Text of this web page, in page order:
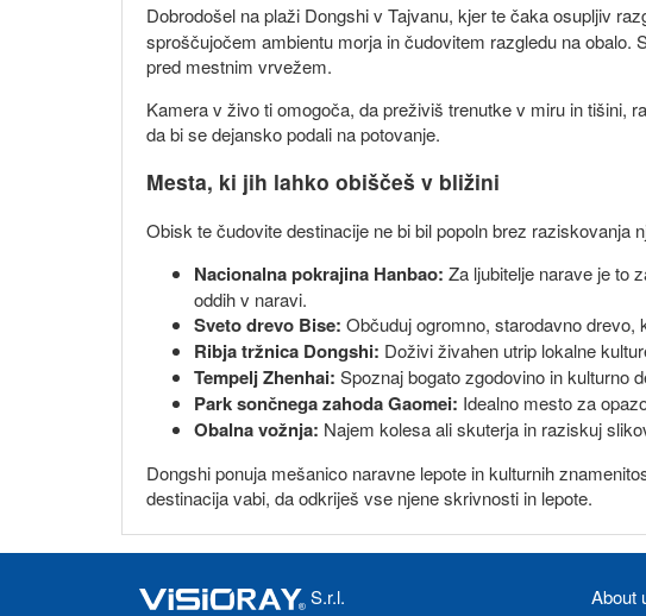
Dobrodošel na plaži Dongshi v Tajvanu, kjer te čaka osupljiv
sproščujočem ambientu morja in čudovitem razgledu na
pred mestnim vrvežem.
Kamera v živo ti omogoča, da preživiš trenutke v miru in tišini,
da bi se dejansko podali na potovanje.
Mesta, ki jih lahko obiščeš v bližini
Obisk te čudovite destinacije ne bi bil popoln brez raziskovanja
Nacionalna pokrajina Hanbao: Za ljubitelje narave je to
oddih v naravi.
Sveto drevo Bise: Občuduj ogromno, starodavno drevo,
Ribja tržnica Dongshi: Doživi živahen utrip lokalne
Tempelj Zhenhai: Spoznaj bogato zgodovino in kulturno
Park sončnega zahoda Gaomei: Idealno mesto za
Obalna vožnja: Najem kolesa ali skuterja in raziskuj
Dongshi ponuja mešanico naravne lepote in kulturnih
destinacija vabi, da odkriješ vse njene skrivnosti in lepote.
S.r.l.
About